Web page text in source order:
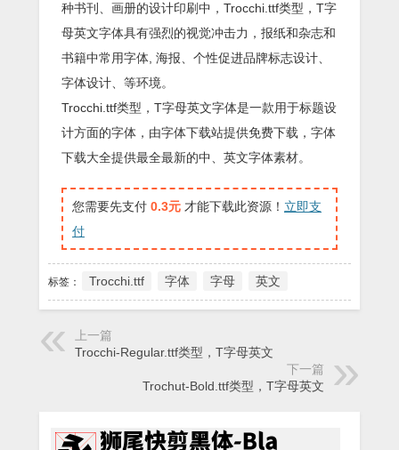
种书刊、画册的设计印刷中，Trocchi.ttf类型，T字
母英文字体具有强烈的视觉冲击力，报纸和杂志和
书籍中常用字体, 海报、个性促进品牌标志设计、
字体设计、等环境。
Trocchi.ttf类型，T字母英文字体是一款用于标题设
计方面的字体，由字体下载站提供免费下载，字体
下载大全提供最全最新的中、英文字体素材。
您需要先支付 0.3元 才能下载此资源！ 立即支
付
标签： Trocchi.ttf 字体 字母 英文
上一篇
Trocchi-Regular.ttf类型，T字母英文
下一篇
Trochut-Bold.ttf类型，T字母英文